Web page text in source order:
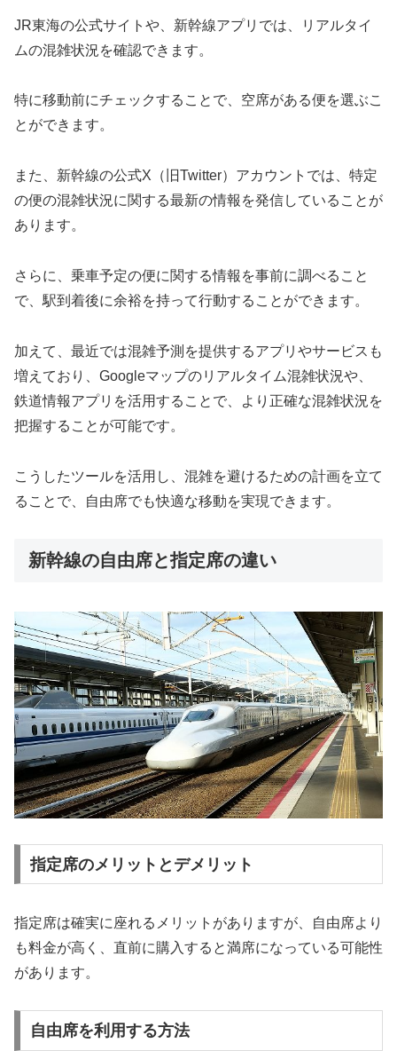
JR東海の公式サイトや、新幹線アプリでは、リアルタイ
ムの混雑状況を確認できます。
特に移動前にチェックすることで、空席がある便を選ぶこ
とができます。
また、新幹線の公式X（旧Twitter）アカウントでは、特定
の便の混雑状況に関する最新の情報を発信していることが
あります。
さらに、乗車予定の便に関する情報を事前に調べること
で、駅到着後に余裕を持って行動することができます。
加えて、最近では混雑予測を提供するアプリやサービスも
増えており、Googleマップのリアルタイム混雑状況や、
鉄道情報アプリを活用することで、より正確な混雑状況を
把握することが可能です。
こうしたツールを活用し、混雑を避けるための計画を立て
ることで、自由席でも快適な移動を実現できます。
新幹線の自由席と指定席の違い
指定席のメリットとデメリット
指定席は確実に座れるメリットがありますが、自由席より
も料金が高く、直前に購入すると満席になっている可能性
があります。
自由席を利用する方法